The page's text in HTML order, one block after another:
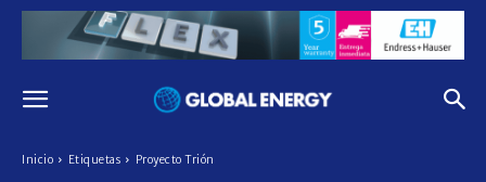
Inicio Etiquetas Proyecto Trión